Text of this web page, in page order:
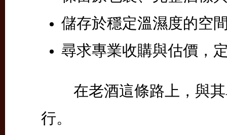
儲存於穩定溫濕度的空
尋求專業收購與估價，
在老酒這條路上，與其
行。